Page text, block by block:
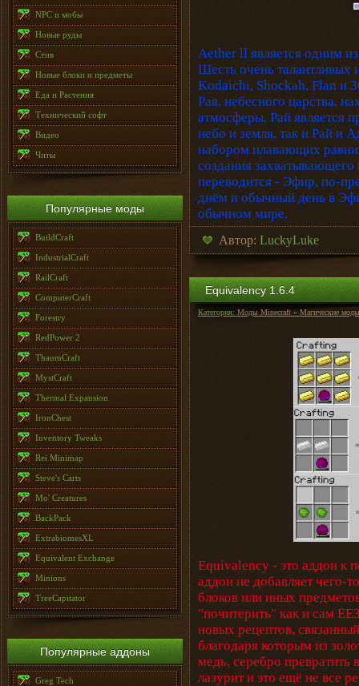
NPC и мобы
Новые руды
Стив
Новые блоки и предметы
Еда и Растения
Технический софт
Видео
Читы
Популярные моды
BuildCraft
IndustrialCraft
RailCraft
ComputerCraft
Forestry
RedPower 2
ThaumCraft
MystCraft
Thermal Expansion
IronChest
Inventory Tweaks
Rei Minimap
Steve's Carts
Mo' Creatures
BackPack
ExtrabiomesXL
Equivalent Exchange
Minions
TreeCapitator
Популярные аддоны
Greg Tech
Aether ll является одним
Шесть очень талантливых
Kodaichi, Shockah, Flan и
Рая, небесного царства,
атмосферы. Рай является
небо и земля, так и Рай и
набором плавающих
создания
переводится - Эфир, по-
днём и обычный день в
обычном мире.
Автор: LuckyLuke
Equivalency 1.6.4
Категория: Моды Minecraft » Магические моды
Equivalency - это аддон к
аддон не добавляет чего-
блоков или иных
"почитерить" как и сам
новых рецептов,
благодаря которым из
медь, серебро превратить
лазурит и это ещё не все